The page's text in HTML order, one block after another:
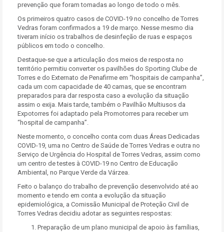
prevenção que foram tomadas ao longo de todo o mês.
Os primeiros quatro casos de COVID-19 no concelho de Torres
Vedras foram confirmados a 19 de março. Nesse mesmo dia
tiveram início os trabalhos de desinfeção de ruas e espaços
públicos em todo o concelho.
Destaque-se que a articulação dos meios de resposta no
território permitiu converter os pavilhões do Sporting Clube de
Torres e do Externato de Penafirme em “hospitais de campanha”,
cada um com capacidade de 40 camas, que se encontram
preparados para dar resposta caso a evolução da situação
assim o exija. Mais tarde, também o Pavilhão Multiusos da
Expotorres foi adaptado pela Promotorres para receber um
“hospital de campanha”.
Neste momento, o concelho conta com duas Áreas Dedicadas
COVID-19, uma no Centro de Saúde de Torres Vedras e outra no
Serviço de Urgência do Hospital de Torres Vedras, assim como
um centro de testes à COVID-19 no Centro de Educação
Ambiental, no Parque Verde da Várzea.
Feito o balanço do trabalho de prevenção desenvolvido até ao
momento e tendo em conta a evolução da situação
epidemiológica, a Comissão Municipal de Proteção Civil de
Torres Vedras decidiu adotar as seguintes respostas:
Preparação de um plano municipal de apoio às famílias,